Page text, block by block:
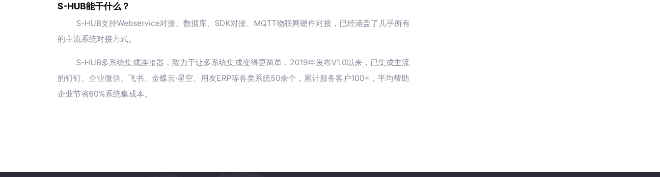
S-HUB能干什么？
S-HUB支持Webservice对接、数据库、SDK对接、MQTT物联网硬件对接，已经涵盖了几乎所有
的主流系统对接方式。
S-HUB多系统集成连接器，致力于让多系统集成变得更简单，2019年发布V1.0以来，已集成主流
的钉钉、企业微信、飞书、金蝶云·星空、用友ERP等各类系统50余个，累计服务客户100+，平均帮助
企业节省60%系统集成本。